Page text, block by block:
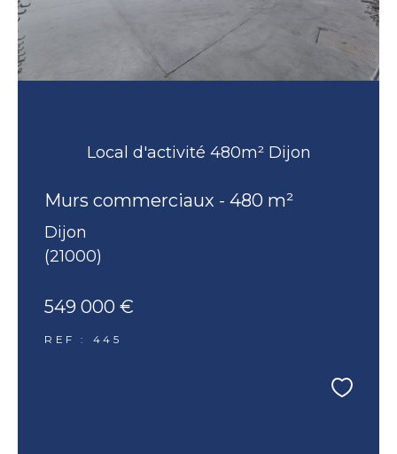
Local d'activité 480m² Dijon
Murs commerciaux - 480 m²
Dijon
(21000)
549 000 €
REF : 445